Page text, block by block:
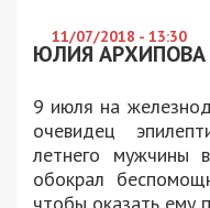
11/07/2018 - 13:30
ЮЛИЯ АРХИПОВА
9 июля на
очевидец
летнего мужчины
обокрал